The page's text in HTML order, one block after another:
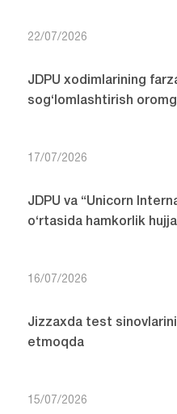
22/07/2026
JDPU xodimlarining
sog‘lomlashtirish
17/07/2026
JDPU va “Unicorn
o‘rtasida hamkorlik
16/07/2026
Jizzaxda test
etmoqda
15/07/2026